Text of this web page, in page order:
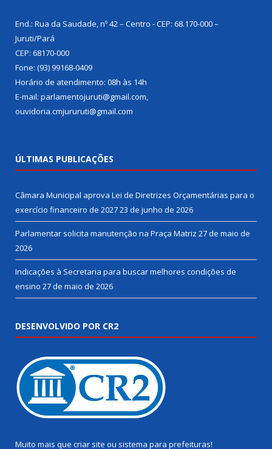
End.: Rua da Saudade, nº 42 – Centro - CEP: 68.170-000 –
Juruti/Pará
CEP: 68170-000
Fone: (93) 99168-0409
Horário de atendimento: 08h às 14h
E-mail: parlamentojuruti@gmail.com,
ouvidoria.cmjururuti@gmail.com
ÚLTIMAS PUBLICAÇÕES
Câmara Municipal aprova Lei de Diretrizes Orçamentárias para o
exercício financeiro de 202723 de junho de 2026
Parlamentar solicita manutenção na Praça Matriz 27 de maio de
2026
Indicações à Secretaria para buscar melhores condições de
ensino 27 de maio de 2026
DESENVOLVIDO POR CR2
Muito mais que criar site ou sistema para prefeituras!